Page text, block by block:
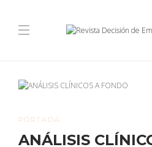
PORTADA
ANÁLISIS